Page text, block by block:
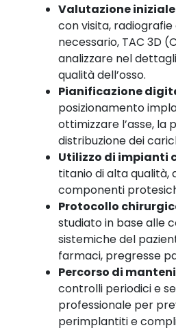
Valutazione
con visita, radiografie
necessario, TAC 3D
analizzare nel
qualità dell’osso.
Pianificazione
posizionamento
ottimizzare l’asse, la
distribuzione dei
Utilizzo di impianti
titanio di alta qualità,
componenti
Protocollo
studiato in base alle
sistemiche del
farmaci, pregresse
Percorso di
controlli periodici e
professionale per
perimplantiti e